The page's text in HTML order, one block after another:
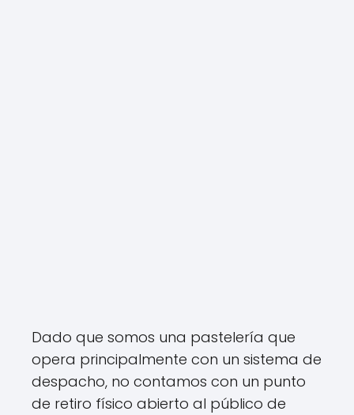
Dado que somos una pastelería que
opera principalmente con un sistema de
despacho, no contamos con un punto
de retiro físico abierto al público de